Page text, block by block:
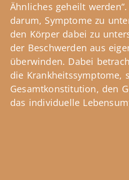
Ähnliches geheilt
darum, Symptome zu
den Körper dabei zu
der Beschwerden aus
überwinden. Dabei
die Krankheitssymptome,
Gesamtkonstitution, den
das individuelle